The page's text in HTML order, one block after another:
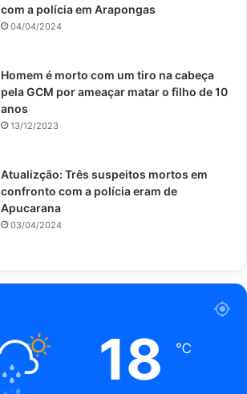
com a polícia em Arapongas
04/04/2024
Homem é morto com um tiro na cabeça
pela GCM por ameaçar matar o filho de 10
anos
13/12/2023
Atualizção: Três suspeitos mortos em
confronto com a polícia eram de
Apucarana
03/04/2024
18 ℃